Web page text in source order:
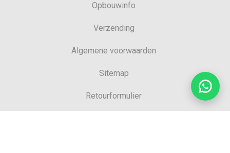
Opbouwinfo
Verzending
Algemene voorwaarden
Sitemap
Retourformulier